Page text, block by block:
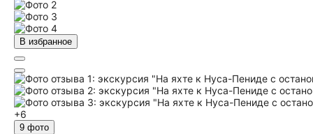
В избранное
+6
9 фото